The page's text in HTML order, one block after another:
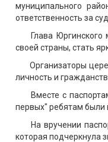
муниципального
ответственность за
Глава
своей страны, стать
Организаторы
личность и
Вместе с
первых" ребятам были
На вручении
которая подчеркнула